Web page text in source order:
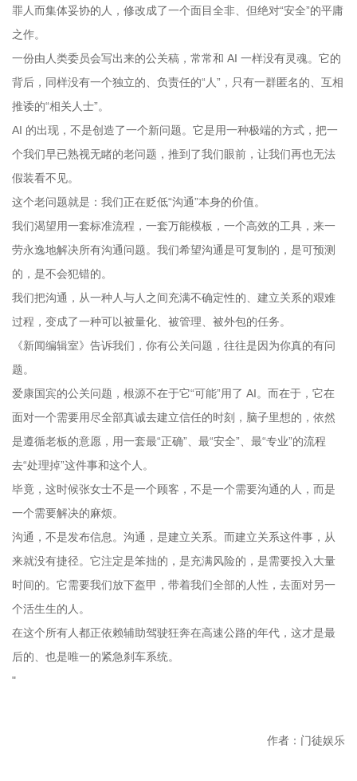
罪人而集体妥协的人，修改成了一个面目全非、但绝对“安全”的平庸
之作。
一份由人类委员会写出来的公关稿，常常和 AI 一样没有灵魂。它的
背后，同样没有一个独立的、负责任的“人”，只有一群匿名的、互相
推诿的“相关人士”。
AI 的出现，不是创造了一个新问题。它是用一种极端的方式，把一
个我们早已熟视无睹的老问题，推到了我们眼前，让我们再也无法
假装看不见。
这个老问题就是：我们正在贬低“沟通”本身的价值。
我们渴望用一套标准流程，一套万能模板，一个高效的工具，来一
劳永逸地解决所有沟通问题。我们希望沟通是可复制的，是可预测
的，是不会犯错的。
我们把沟通，从一种人与人之间充满不确定性的、建立关系的艰难
过程，变成了一种可以被量化、被管理、被外包的任务。
《新闻编辑室》告诉我们，你有公关问题，往往是因为你真的有问
题。
爱康国宾的公关问题，根源不在于它“可能”用了 AI。而在于，它在
面对一个需要用尽全部真诚去建立信任的时刻，脑子里想的，依然
是遵循老板的意愿，用一套最“正确”、最“安全”、最“专业”的流程
去“处理掉”这件事和这个人。
毕竟，这时候张女士不是一个顾客，不是一个需要沟通的人，而是
一个需要解决的麻烦。
沟通，不是发布信息。沟通，是建立关系。而建立关系这件事，从
来就没有捷径。它注定是笨拙的，是充满风险的，是需要投入大量
时间的。它需要我们放下盔甲，带着我们全部的人性，去面对另一
个活生生的人。
在这个所有人都正依赖辅助驾驶狂奔在高速公路的年代，这才是最
后的、也是唯一的紧急刹车系统。
"
作者：门徒娱乐